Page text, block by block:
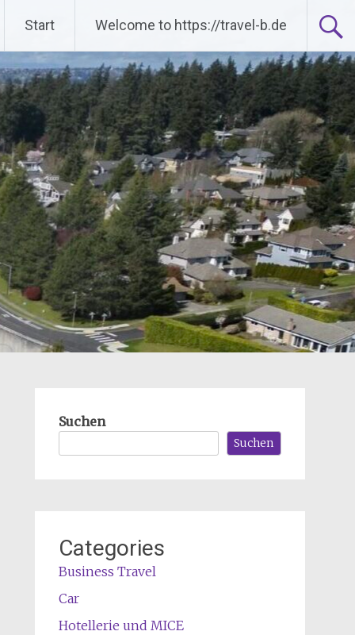
Start Welcome to https://travel-b.de
Suchen
Suchen
Categories
Business Travel
Car
Hotellerie und MICE